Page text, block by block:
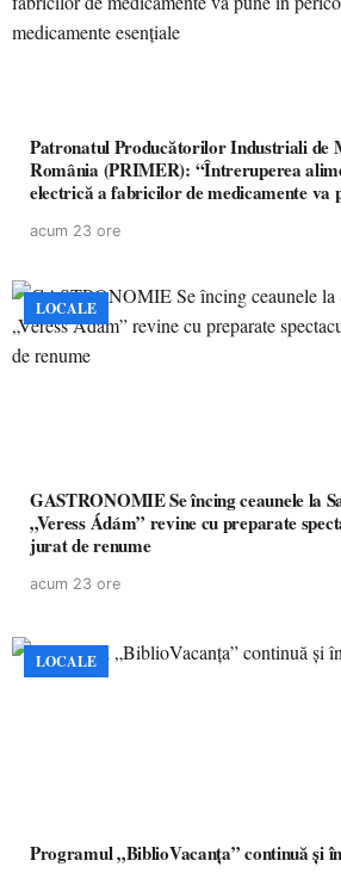
Patronatul Producătorilor Industriali de
România (PRIMER): “Întreruperea
electrică a fabricilor de medicamente va
acum 23 ore
LOCALE
GASTRONOMIE Se încing ceaunele la Satu Mare! Concursul
„Veress Ádám” revine cu preparate
jurat de renume
acum 23 ore
LOCALE
Programul „BiblioVacanța” continuă și